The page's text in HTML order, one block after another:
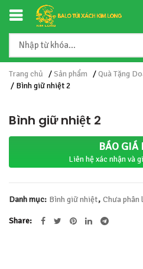
Trang chủ /Sản phẩm /Quà Tặng
/ Bình giữ nhiệt 2
Bình giữ nhiệt 2
BÁO GIÁ
Liên hệ xác nhận và
Danh mục: Bình giữ nhiệt, Chưa phân
Share